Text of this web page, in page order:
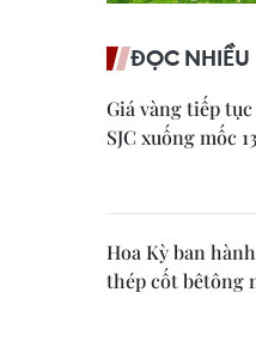
ĐỌC NHIỀU
Giá vàng tiếp
SJC xuống mốc
Hoa Kỳ ban
thép cốt bêtông